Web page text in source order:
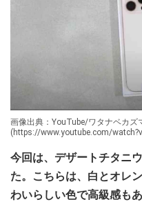
画像出典：YouTube/ワタナベカズ
(https://www.youtube.com/
今回は、デザートチタニ
た。こちらは、白とオレ
わいらしい色で高級感もあ